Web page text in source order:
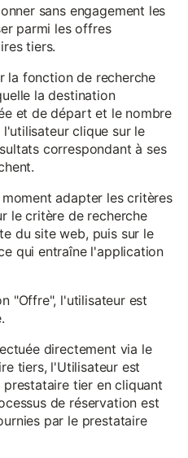
sans engagement les
parmi les offres
tiers.
la fonction de recherche
la destination
et de départ et le nombre
clique sur le
correspondant à ses
adapter les critères
le critère de recherche
du site web, puis sur le
qui entraîne l'application
"Offre", l'utilisateur est
directement via le
tiers, l'Utilisateur est
tier en cliquant
de réservation est
par le prestataire